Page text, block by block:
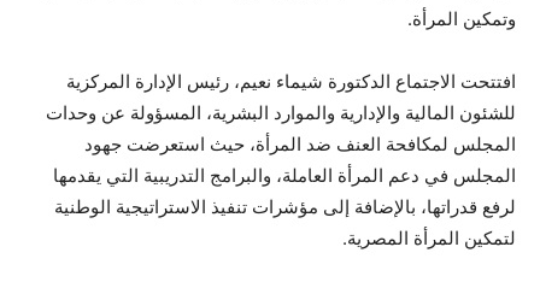
وتمكين المرأة.
افتتحت الاجتماع الدكتورة شيماء نعيم، رئيس الإدارة المركزية
للشئون المالية والإدارية والموارد البشرية، المسؤولة عن وحدات
المجلس لمكافحة العنف ضد المرأة، حيث استعرضت جهود
المجلس في دعم المرأة العاملة، والبرامج التدريبية التي يقدمها
لرفع قدراتها، بالإضافة إلى مؤشرات تنفيذ الاستراتيجية الوطنية
لتمكين المرأة المصرية.